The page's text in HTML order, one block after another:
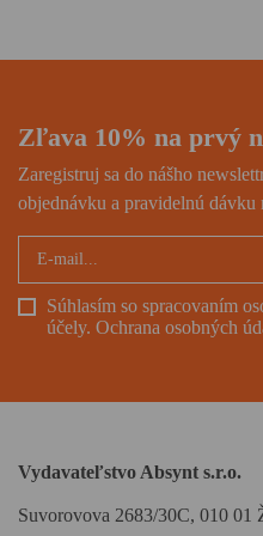
Zľava 10% na prvý
Zaregistruj sa do nášho
objednávku a pravidelnú
Súhlasím so spracovaním
účely. Ochrana osobných
Vydavateľstvo Absynt s.r.o.
Suvorovova 2683/30C, 010 01